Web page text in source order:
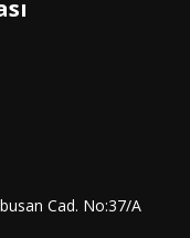
Cad. No:37/A